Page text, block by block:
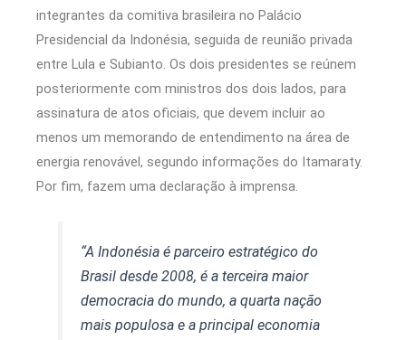
integrantes da comitiva brasileira no Palácio
Presidencial da Indonésia, seguida de reunião privada
entre Lula e Subianto. Os dois presidentes se reúnem
posteriormente com ministros dos dois lados, para
assinatura de atos oficiais, que devem incluir ao
menos um memorando de entendimento na área de
energia renovável, segundo informações do Itamaraty.
Por fim, fazem uma declaração à imprensa.
“A Indonésia é parceiro estratégico do
Brasil desde 2008, é a terceira maior
democracia do mundo, a quarta nação
mais populosa e a principal economia